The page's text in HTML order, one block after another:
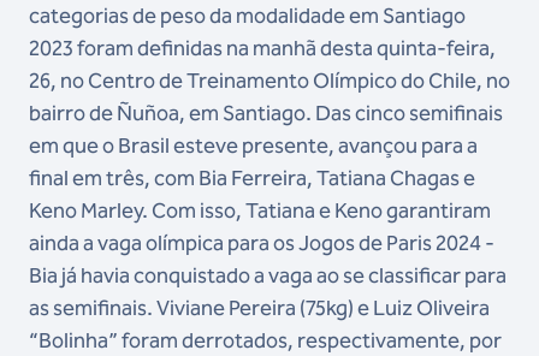
categorias de peso da modalidade em Santiago
2023 foram definidas na manhã desta quinta-feira,
26, no Centro de Treinamento Olímpico do Chile, no
bairro de Ñuñoa, em Santiago. Das cinco semifinais
em que o Brasil esteve presente, avançou para a
final em três, com Bia Ferreira, Tatiana Chagas e
Keno Marley. Com isso, Tatiana e Keno garantiram
ainda a vaga olímpica para os Jogos de Paris 2024 -
Bia já havia conquistado a vaga ao se classificar para
as semifinais. Viviane Pereira (75kg) e Luiz Oliveira
“Bolinha” foram derrotados, respectivamente, por